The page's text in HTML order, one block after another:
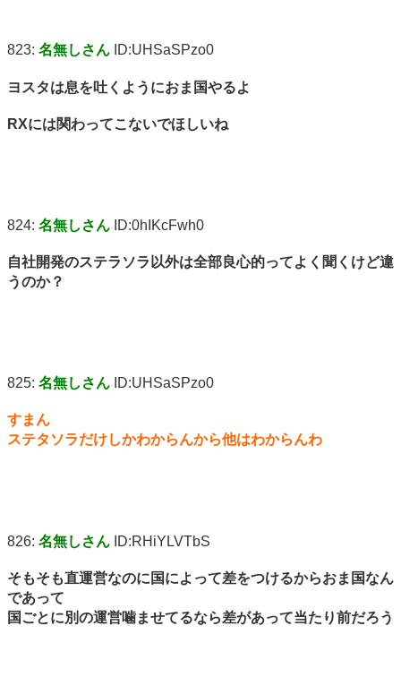
823: 名無しさん ID:UHSaSPzo0
ヨスタは息を吐くようにおま国やるよ
RXには関わってこないでほしいね
824: 名無しさん ID:0hIKcFwh0
自社開発のステラソラ以外は全部良心的ってよく聞くけど違
うのか？
825: 名無しさん ID:UHSaSPzo0
すまん
ステタソラだけしかわからんから他はわからんわ
826: 名無しさん ID:RHiYLVTbS
そもそも直運営なのに国によって差をつけるからおま国なん
であって
国ごとに別の運営噛ませてるなら差があって当たり前だろう